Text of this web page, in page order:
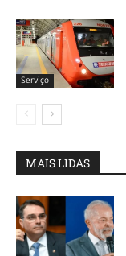
Serviço
MAIS LIDAS